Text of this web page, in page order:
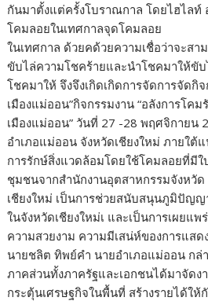
กันมาตั้งแต่ครั้งโบราณกาล โดยไฮไลท์
โคมลอยในเทศกาลจุดโคมลอย
ในเทศกาล ด้วยคด้วยความเชื่อว่าจะสา
ขับไล่ความโชคร้ายและนำโชคมาให้ขั
โชคมาให้ จึงจึงเกิดเกิดการจัดการจัดกิ
เมืองแม่ออน”กิจกรรมงาน “อลังการโคม
เมืองแม่ออน” วันที่ 27 -28 พฤศจิกาย
อำเภอแม่ออน จังหวัดเชียงใหม่ ภายใ
การรักษ์สิ่งแวดล้อมโดยใช้โคมลอยที่มี
ชุมชนจากสำนักงานอุตสาหกรรมจังหวัด
เชียงใหม่ เป็นการช่วยสนับสนุนภูมิปัญญ
ในจังหวัดเชียงใหม่เ และเป็นการเผยแพ
ความสวยงาม ความมีเสน่ห์ของการแส
นายชลิต ทิพย์คำ นายอำเภอแม่ออน กล่
ภาคส่วนทั้งภาครัฐและเอกชนได้มาจัดง
กระตุ้นเศรษฐกิจในพื้นที่ สร้างรายได้ใ